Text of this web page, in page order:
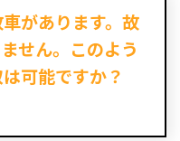
があります。故
せん。このよう
可能ですか？